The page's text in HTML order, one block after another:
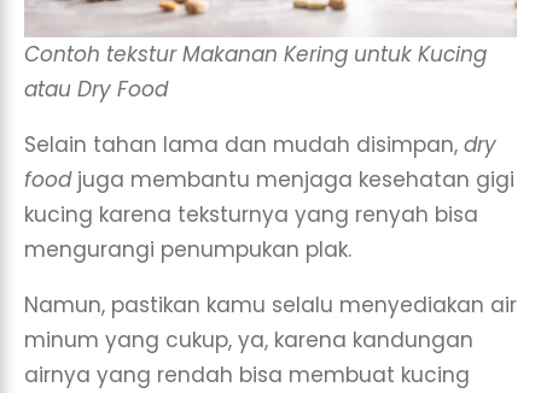
Contoh tekstur Makanan Kering untuk Kucing
atau Dry Food
Selain tahan lama dan mudah disimpan, dry
foodjuga membantu menjaga kesehatan gigi
kucing karena teksturnya yang renyah bisa
mengurangi penumpukan plak.
Namun, pastikan kamu selalu menyediakan air
minum yang cukup, ya, karena kandungan
airnya yang rendah bisa membuat kucing